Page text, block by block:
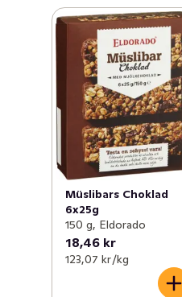
Müslibars Choklad
6x25g
150 g, Eldorado
18,46 kr
123,07 kr /kg